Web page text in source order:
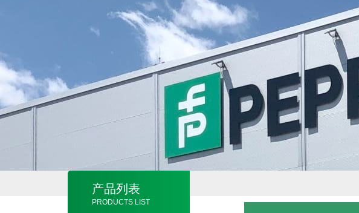
产品列表
PRODUCTS LIST